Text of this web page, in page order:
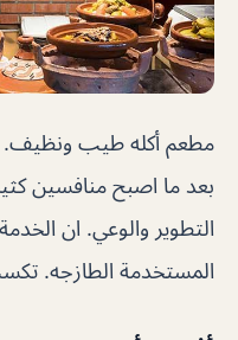
مطعم أكله طيب
بعد ما اصبح منافسين
التطوير والوعي. ان
المستخدمة الطازجه.